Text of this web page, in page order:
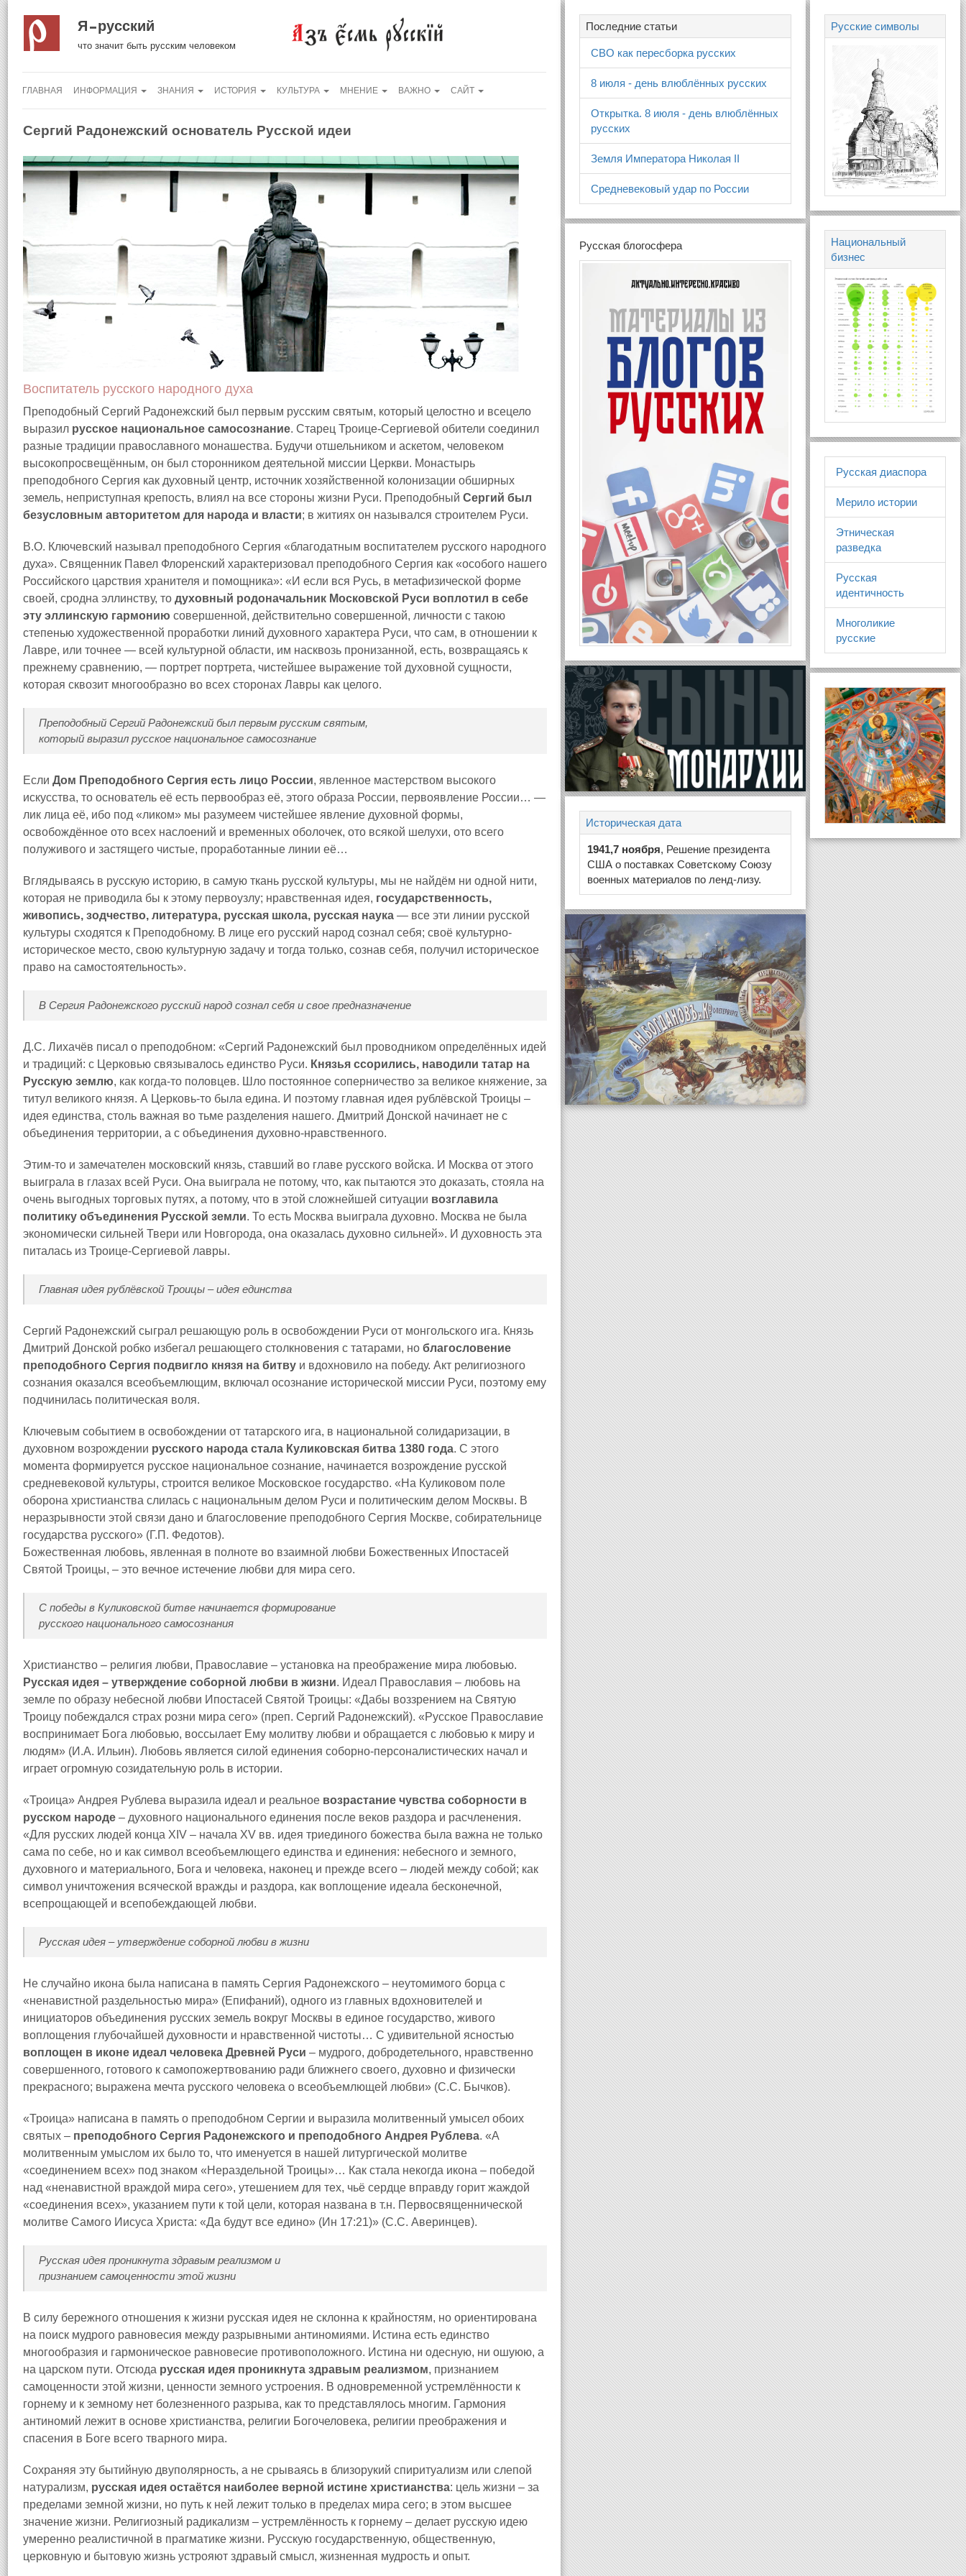
Я русский
что значит быть русским человеком
ГЛАВНАЯ ИНФОРМАЦИЯ ЗНАНИЯ ИСТОРИЯ КУЛЬТУРА МНЕНИЕ ВАЖНО САЙТ
Сергий Радонежский основатель Русской идеи
Воспитатель русского народного духа
Преподобный Сергий Радонежский был первым русским святым, который целостно и всецело
выразил русское национальное самосознание. Старец Троице-Сергиевой обители соединил
разные традиции православного монашества. Будучи отшельником и аскетом, человеком
высокопросвещённым, он был сторонником деятельной миссии Церкви. Монастырь
преподобного Сергия как духовный центр, источник хозяйственной колонизации обширных
земель, неприступная крепость, влиял на все стороны жизни Руси. Преподобный Сергий был
безусловным авторитетом для народа и власти; в житиях он назывался строителем Руси.
В.О. Ключевский называл преподобного Сергия «благодатным воспитателем русского народного
духа». Священник Павел Флоренский характеризовал преподобного Сергия как «особого нашего
Российского царствия хранителя и помощника»: «И если вся Русь, в метафизической форме
своей, сродна эллинству, то духовный родоначальник Московской Руси воплотил в себе
эту эллинскую гармонию совершенной, действительно совершенной, личности с такою
степенью художественной проработки линий духовного характера Руси, что сам, в отношении к
Лавре, или точнее — всей культурной области, им насквозь пронизанной, есть, возвращаясь к
прежнему сравнению, — портрет портрета, чистейшее выражение той духовной сущности,
которая сквозит многообразно во всех сторонах Лавры как целого.
Преподобный Сергий Радонежский был первым русским святым,
который выразил русское национальное самосознание
Если Дом Преподобного Сергия есть лицо России, явленное мастерством высокого
искусства, то основатель её есть первообраз её, этого образа России, первоявление России… —
лик лица её, ибо под «ликом» мы разумеем чистейшее явление духовной формы,
освобождённое ото всех наслоений и временных оболочек, ото всякой шелухи, ото всего
полуживого и застящего чистые, проработанные линии её…
Вглядываясь в русскую историю, в самую ткань русской культуры, мы не найдём ни одной нити,
которая не приводила бы к этому первоузлу; нравственная идея, государственность,
живопись, зодчество, литература, русская школа, русская наука — все эти линии русской
культуры сходятся к Преподобному. В лице его русский народ сознал себя; своё культурно-
историческое место, свою культурную задачу и тогда только, сознав себя, получил историческое
право на самостоятельность».
В Сергия Радонежского русский народ сознал себя и свое предназначение
Д.С. Лихачёв писал о преподобном: «Сергий Радонежский был проводником определённых идей
и традиций: с Церковью связывалось единство Руси. Князья ссорились, наводили татар на
Русскую землю, как когда-то половцев. Шло постоянное соперничество за великое княжение, за
титул великого князя. А Церковь-то была едина. И поэтому главная идея рублёвской Троицы –
идея единства, столь важная во тьме разделения нашего. Дмитрий Донской начинает не с
объединения территории, а с объединения духовно-нравственного.
Этим-то и замечателен московский князь, ставший во главе русского войска. И Москва от этого
выиграла в глазах всей Руси. Она выиграла не потому, что, как пытаются это доказать, стояла на
очень выгодных торговых путях, а потому, что в этой сложнейшей ситуации возглавила
политику объединения Русской земли. То есть Москва выиграла духовно. Москва не была
экономически сильней Твери или Новгорода, она оказалась духовно сильней». И духовность эта
питалась из Троице-Сергиевой лавры.
Главная идея рублёвской Троицы – идея единства
Сергий Радонежский сыграл решающую роль в освобождении Руси от монгольского ига. Князь
Дмитрий Донской робко избегал решающего столкновения с татарами, но благословение
преподобного Сергия подвигло князя на битву и вдохновило на победу. Акт религиозного
сознания оказался всеобъемлющим, включал осознание исторической миссии Руси, поэтому ему
подчинилась политическая воля.
Ключевым событием в освобождении от татарского ига, в национальной солидаризации, в
духовном возрождении русского народа стала Куликовская битва 1380 года. С этого
момента формируется русское национальное сознание, начинается возрождение русской
средневековой культуры, строится великое Московское государство. «На Куликовом поле
оборона христианства слилась с национальным делом Руси и политическим делом Москвы. В
неразрывности этой связи дано и благословение преподобного Сергия Москве, собирательнице
государства русского» (Г.П. Федотов).
Божественная любовь, явленная в полноте во взаимной любви Божественных Ипостасей
Святой Троицы, – это вечное истечение любви для мира сего.
С победы в Куликовской битве начинается формирование
русского национального самосознания
Христианство – религия любви, Православие – установка на преображение мира любовью.
Русская идея – утверждение соборной любви в жизни. Идеал Православия – любовь на
земле по образу небесной любви Ипостасей Святой Троицы: «Дабы воззрением на Святую
Троицу побеждался страх розни мира сего» (преп. Сергий Радонежский). «Русское Православие
воспринимает Бога любовью, воссылает Ему молитву любви и обращается с любовью к миру и
людям» (И.А. Ильин). Любовь является силой единения соборно-персоналистических начал и
играет огромную созидательную роль в истории.
«Троица» Андрея Рублева выразила идеал и реальное возрастание чувства соборности в
русском народе – духовного национального единения после веков раздора и расчленения.
«Для русских людей конца XIV – начала XV вв. идея триединого божества была важна не только
сама по себе, но и как символ всеобъемлющего единства и единения: небесного и земного,
духовного и материального, Бога и человека, наконец и прежде всего – людей между собой; как
символ уничтожения всяческой вражды и раздора, как воплощение идеала бесконечной,
всепрощающей и всепобеждающей любви.
Русская идея – утверждение соборной любви в жизни
Не случайно икона была написана в память Сергия Радонежского – неутомимого борца с
«ненавистной раздельностью мира» (Епифаний), одного из главных вдохновителей и
инициаторов объединения русских земель вокруг Москвы в единое государство, живого
воплощения глубочайшей духовности и нравственной чистоты… С удивительной ясностью
воплощен в иконе идеал человека Древней Руси – мудрого, добродетельного, нравственно
совершенного, готового к самопожертвованию ради ближнего своего, духовно и физически
прекрасного; выражена мечта русского человека о всеобъемлющей любви» (С.С. Бычков).
«Троица» написана в память о преподобном Сергии и выразила молитвенный умысел обоих
святых – преподобного Сергия Радонежского и преподобного Андрея Рублева. «А
молитвенным умыслом их было то, что именуется в нашей литургической молитве
«соединением всех» под знаком «Нераздельной Троицы»… Как стала некогда икона – победой
над «ненавистной враждой мира сего», утешением для тех, чьё сердце вправду горит жаждой
«соединения всех», указанием пути к той цели, которая названа в т.н. Первосвященнической
молитве Самого Иисуса Христа: «Да будут все едино» (Ин 17:21)» (С.С. Аверинцев).
Русская идея проникнута здравым реализмом и
признанием самоценности этой жизни
В силу бережного отношения к жизни русская идея не склонна к крайностям, но ориентирована
на поиск мудрого равновесия между разрывными антиномиями. Истина есть единство
многообразия и гармоническое равновесие противоположного. Истина ни одесную, ни ошуюю, а
на царском пути. Отсюда русская идея проникнута здравым реализмом, признанием
самоценности этой жизни, ценности земного устроения. В одновременной устремлённости к
горнему и к земному нет болезненного разрыва, как то представлялось многим. Гармония
антиномий лежит в основе христианства, религии Богочеловека, религии преображения и
спасения в Боге всего тварного мира.
Сохраняя эту бытийную двуполярность, а не срываясь в близорукий спиритуализм или слепой
натурализм, русская идея остаётся наиболее верной истине христианства: цель жизни – за
пределами земной жизни, но путь к ней лежит только в пределах мира сего; в этом высшее
значение жизни. Религиозный радикализм – устремлённость к горнему – делает русскую идею
умеренно реалистичной в прагматике жизни. Русскую государственную, общественную,
церковную и бытовую жизнь устрояют здравый смысл, жизненная мудрость и опыт.
Последние статьи
СВО как пересборка русских
8 июля - день влюблённых русских
Открытка. 8 июля - день влюблённых
русских
Земля Императора Николая II
Средневековый удар по России
Русская блогосфера
Историческая дата
1941,7 ноября, Решение президента
США о поставках Советскому Союзу
военных материалов по ленд-лизу.
Русские символы
Национальный
бизнес
Русская диаспора
Мерило истории
Этническая
разведка
Русская
идентичность
Многоликие
русские